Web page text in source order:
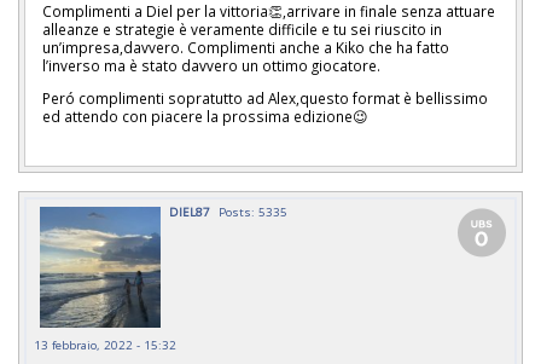
Complimenti a Diel per la vittoria👏,arrivare in finale senza attuare
alleanze e strategie è veramente difficile e tu sei riuscito in
un’impresa,davvero. Complimenti anche a Kiko che ha fatto
l’inverso ma è stato davvero un ottimo giocatore.
Peró complimenti sopratutto ad Alex,questo format è bellissimo
ed attendo con piacere la prossima edizione😉
DIEL87 Posts: 5335
13 febbraio, 2022 - 15:32